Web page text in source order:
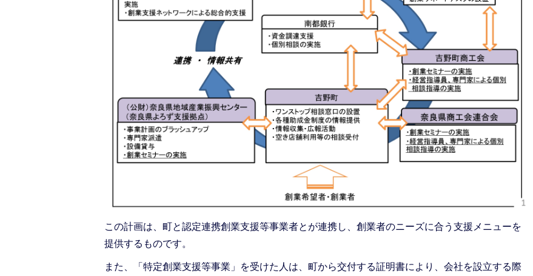
この計画は、町と認定連携創業支援等事業者とが連携し、創業者のニーズに合う支援メニューを
提供するものです。
また、「特定創業支援等事業」を受けた人は、町から交付する証明書により、会社を設立する際